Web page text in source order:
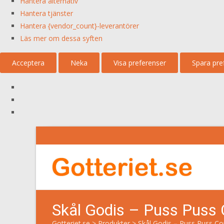
Hantera tjänster
Hantera {vendor_count}-leverantörer
Läs mer om dessa syften
Acceptera Neka Visa preferenser Spara
Skål Godis – Puss Puss